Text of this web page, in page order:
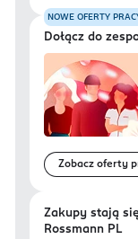
NOWE OFERTY
Dołącz do
Zobacz oferty
Zakupy stają
Rossmann PL